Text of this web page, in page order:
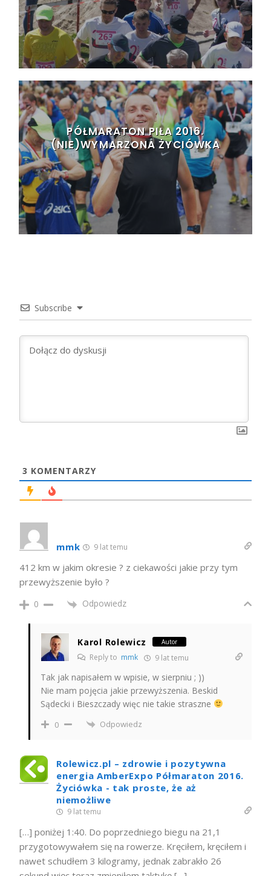
PÓŁMARATON PIŁA 2016.
(NIE)WYMARZONA ŻYCIÓWKA
Subscribe
3 KOMENTARZY
mmk 9 lat temu
412 km w jakim okresie ? z ciekawości jakie przy tym
przewyższenie było ?
0 Odpowiedz
Karol Rolewicz Autor
Reply to mmk 9 lat temu
Tak jak napisałem w wpisie, w sierpniu ; ))
Nie mam pojęcia jakie przewyższenia. Beskid
Sądecki i Bieszczady więc nie takie straszne
0 Odpowiedz
Rolewicz.pl – zdrowie i pozytywna
energia AmberExpo Półmaraton 2016.
Życiówka - tak proste, że aż
niemożliwe
9 lat temu
[…] poniżej 1:40. Do poprzedniego biegu na 21,1
przygotowywałem się na rowerze. Kręciłem, kręciłem i
nawet schudłem 3 kilogramy, jednak zabrakło 26